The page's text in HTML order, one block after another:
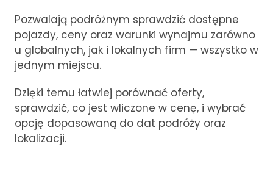
Pozwalają podróżnym sprawdzić dostępne
pojazdy, ceny oraz warunki wynajmu zarówno
u globalnych, jak i lokalnych firm — wszystko w
jednym miejscu.
Dzięki temu łatwiej porównać oferty,
sprawdzić, co jest wliczone w cenę, i wybrać
opcję dopasowaną do dat podróży oraz
lokalizacji.